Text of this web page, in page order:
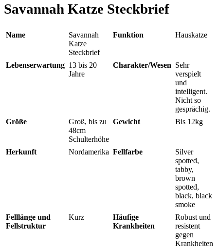
Savannah Katze Steckbrief
Name
Savannah
Katze
Steckbrief
Funktion Hauskatze
Lebenserwartung 13 bis 20
Jahre
Charakter/Wesen Sehr
verspielt
und
intelligent.
Nicht so
gesprächig.
Größe
Groß, bis zu
48cm
Schulterhöhe
Gewicht Bis 12kg
Herkunft Nordamerika Fellfarbe
Silver
spotted,
tabby,
brown
spotted,
black, black
smoke
Felllänge und
Fellstruktur
Kurz
Häufige
Krankheiten
Robust und
resistent
gegen
Krankheiten